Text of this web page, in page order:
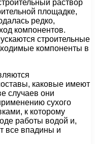
раствор
площадке,
редко,
компонентов.
строительные
компоненты в
каковые имеют
случаев они
сухого
к которому
работы водой и,
все впадины и